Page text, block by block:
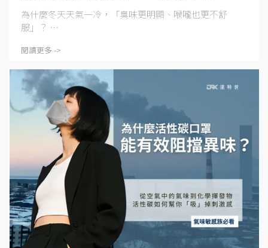
為什麼冬天天氣一冷，「臭味更明顯、喉嚨也更不舒
服」？ ⋯
閱讀更多 ->